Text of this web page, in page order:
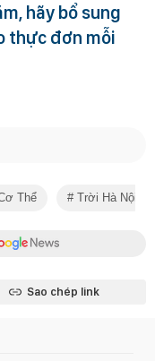
hãy bổ sung
thực đơn mỗi
Thể Trời Hà Nội
Sao chép link